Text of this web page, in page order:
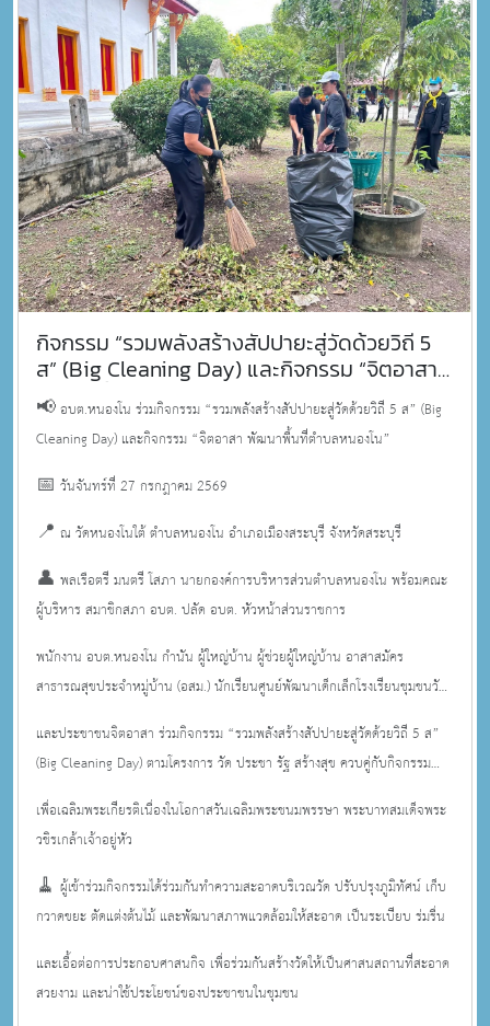
กิจกรรม “รวมพลังสร้างสัปปายะสู่วัดด้วยวิถี 5
ส” (Big Cleaning Day) และกิจกรรม “จิตอาสา
พัฒนาพื้นที่ตำบลหนองโน”
📢 อบต.หนองโน ร่วมกิจกรรม “รวมพลังสร้างสัปปายะสู่วัดด้วยวิถี 5 ส” (Big
Cleaning Day) และกิจกรรม “จิตอาสา พัฒนาพื้นที่ตำบลหนองโน”
📅 วันจันทร์ที่ 27 กรกฎาคม 2569
📍 ณ วัดหนองโนใต้ ตำบลหนองโน อำเภอเมืองสระบุรี จังหวัดสระบุรี
👤 พลเรือตรี มนตรี โสภา นายกองค์การบริหารส่วนตำบลหนองโน พร้อมคณะ
ผู้บริหาร สมาชิกสภา อบต. ปลัด อบต. หัวหน้าส่วนราชการ
พนักงาน อบต.หนองโน กำนัน ผู้ใหญ่บ้าน ผู้ช่วยผู้ใหญ่บ้าน อาสาสมัคร
สาธารณสุขประจำหมู่บ้าน (อสม.) นักเรียนศูนย์พัฒนาเด็กเล็กโรงเรียนชุมชนวัด
และประชาชนจิตอาสา ร่วมกิจกรรม “รวมพลังสร้างสัปปายะสู่วัดด้วยวิถี 5 ส”
(Big Cleaning Day) ตามโครงการ วัด ประชา รัฐ สร้างสุข ควบคู่กับกิจกรรม
“จิตอาสา พัฒนาพื้นที่ตำบลหนองโน”
เพื่อเฉลิมพระเกียรติเนื่องในโอกาสวันเฉลิมพระชนมพรรษา พระบาทสมเด็จพระ
วชิรเกล้าเจ้าอยู่หัว
🧹 ผู้เข้าร่วมกิจกรรมได้ร่วมกันทำความสะอาดบริเวณวัด ปรับปรุงภูมิทัศน์ เก็บ
กวาดขยะ ตัดแต่งต้นไม้ และพัฒนาสภาพแวดล้อมให้สะอาด เป็นระเบียบ ร่มรื่น
และเอื้อต่อการประกอบศาสนกิจ เพื่อร่วมกันสร้างวัดให้เป็นศาสนสถานที่สะอาด
สวยงาม และน่าใช้ประโยชน์ของประชาชนในชุมชน